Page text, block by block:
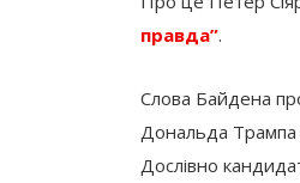
правда”.
Слова Байдена
Дональда Трампа
Дослівно